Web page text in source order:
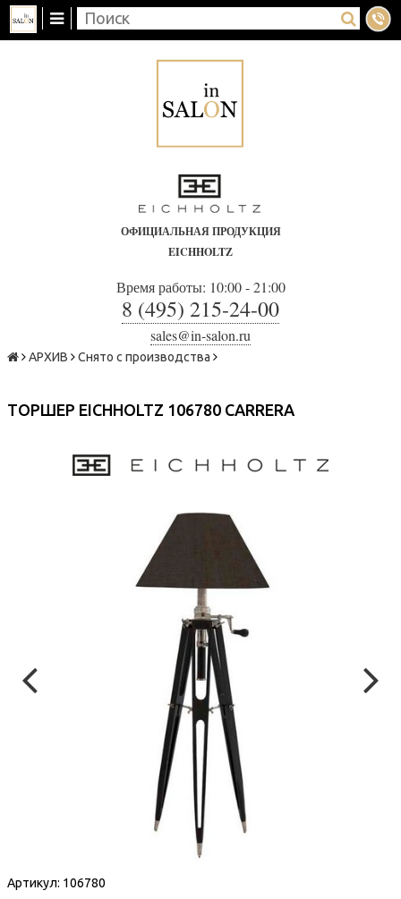
ОФИЦИАЛЬНАЯ ПРОДУКЦИЯ
EICHHOLTZ
Время работы: 10:00 - 21:00
8 (495) 215-24-00
sales@in-salon.ru
АРХИВ Снято с производства
ТОРШЕР EICHHOLTZ 106780 CARRERA
Артикул: 106780